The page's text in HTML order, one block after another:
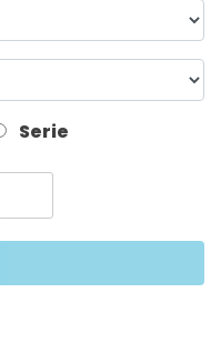
Serie